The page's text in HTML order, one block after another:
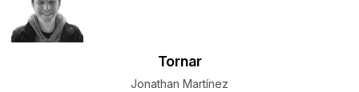
Tornar
Jonathan Martínez